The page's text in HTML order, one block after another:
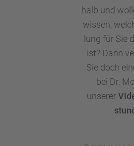
halb und
wissen,
lung für Sie
ist? Dann
Sie doch
bei Dr.
unserer